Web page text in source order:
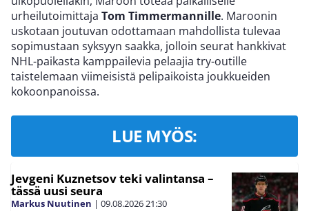
urheilutoimittaja Tom Timmermannille. Maroonin
uskotaan joutuvan odottamaan mahdollista tulevaa
sopimustaan syksyyn saakka, jolloin seurat hankkivat
NHL-paikasta kamppailevia pelaajia try-outille
taistelemaan viimeisistä pelipaikoista joukkueiden
kokoonpanoissa.
LUE MYÖS:
Jevgeni Kuznetsov teki valintansa –
tässä uusi seura
Markus Nuutinen | 09.08.202621:30